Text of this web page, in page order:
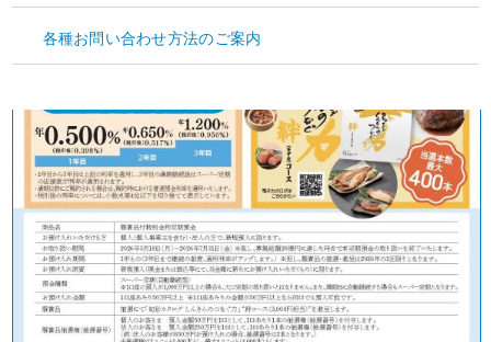
各種お問い合わせ方法のご案内